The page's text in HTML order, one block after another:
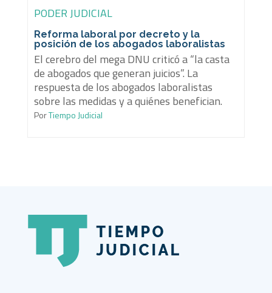
PODER JUDICIAL
Reforma laboral por decreto y la
posición de los abogados laboralistas
El cerebro del mega DNU criticó a “la casta
de abogados que generan juicios”. La
respuesta de los abogados laboralistas
sobre las medidas y a quiénes benefician.
PorTiempo Judicial